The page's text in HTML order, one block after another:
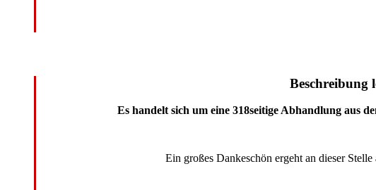
Beschreibung
Es handelt sich um eine 318seitige Abhandlung aus
Ein großes Dankeschön ergeht an dieser